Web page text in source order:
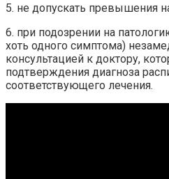
5. не допускать превышения
6. при подозрении на
хоть одного симптома)
консультацией к доктору,
подтверждения диагноза
соответствующего лечения.